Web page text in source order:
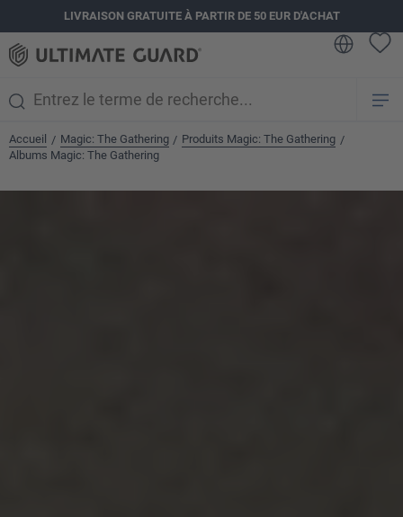
principalLIVRAISON GRATUITE À PARTIR DE 50 EUR D'ACHAT
Accueil / Magic: The Gathering / Produits Magic: The Gathering /
Albums Magic: The Gathering